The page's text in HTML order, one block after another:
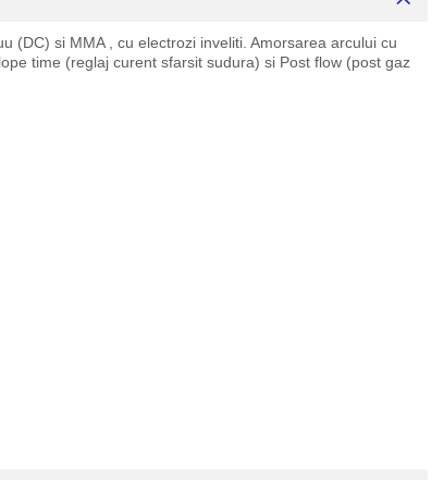
(DC) si MMA , cu electrozi inveliti. Amorsarea arcului cu
time (reglaj curent sfarsit sudura) si Post flow (post gaz